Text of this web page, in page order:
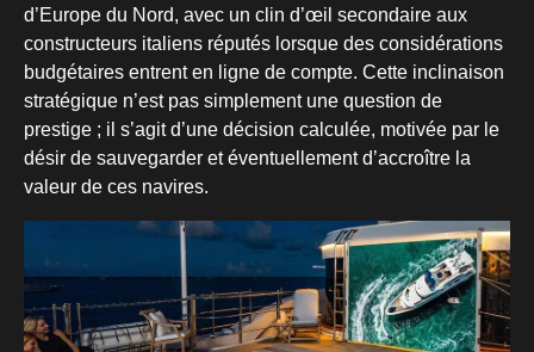
d’Europe du Nord, avec un clin d’œil secondaire aux
constructeurs italiens réputés lorsque des considérations
budgétaires entrent en ligne de compte. Cette inclinaison
stratégique n’est pas simplement une question de
prestige ; il s’agit d’une décision calculée, motivée par le
désir de sauvegarder et éventuellement d’accroître la
valeur de ces navires.